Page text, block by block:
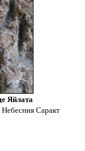
Яйлата
Небесния Саракт